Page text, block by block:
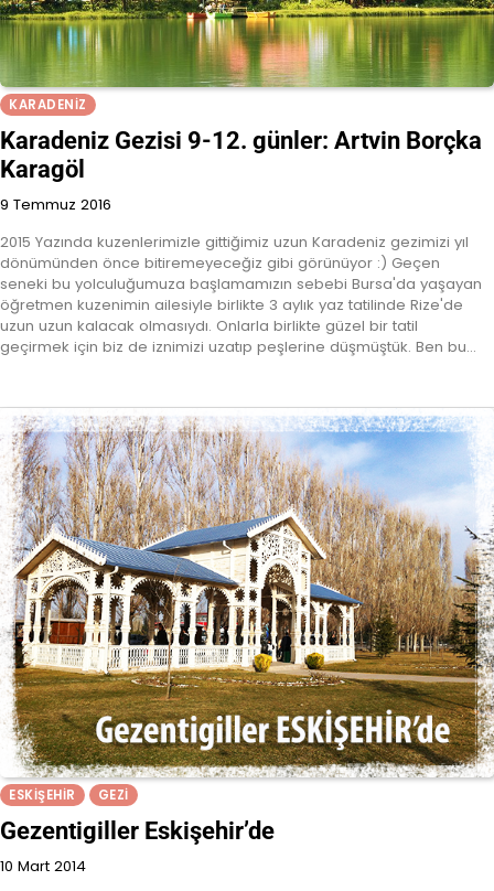
KARADENIZ
Karadeniz Gezisi 9-12. günler: Artvin Borçka
Karagöl
9 Temmuz 2016
2015 Yazında kuzenlerimizle gittiğimiz uzun Karadeniz gezimizi yıl
dönümünden önce bitiremeyeceğiz gibi görünüyor :) Geçen
seneki bu yolculuğumuza başlamamızın sebebi Bursa'da yaşayan
öğretmen kuzenimin ailesiyle birlikte 3 aylık yaz tatilinde Rize'de
uzun uzun kalacak olmasıydı. Onlarla birlikte güzel bir tatil
geçirmek için biz de iznimizi uzatıp peşlerine düşmüştük. Ben bu…
ESKIŞEHIR GEZI
Gezentigiller Eskişehir’de
10 Mart 2014